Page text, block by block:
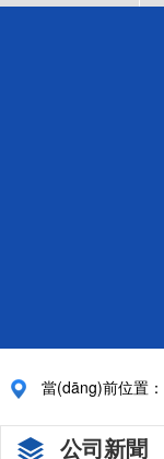
當(dāng)前位置：
公司新聞